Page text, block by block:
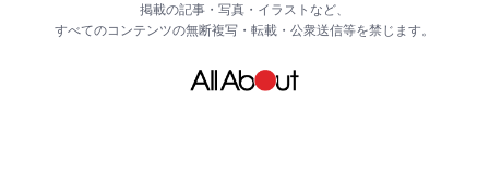
掲載の記事・写真・イラストなど、
すべてのコンテンツの無断複写・転載・公衆送信等を禁じます。